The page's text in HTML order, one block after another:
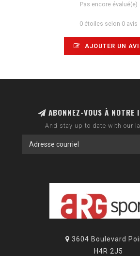
Pas encore évalué(e)
0 étoiles selon 0 avis
AJOUTER UN
ABONNEZ-VOUS À NOTRE
And stay up to date with our
3604 Boulevard
H4R 2J5